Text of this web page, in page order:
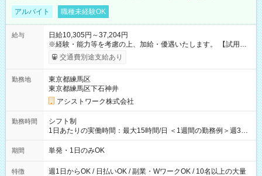
アルバイト 職種未経験OK
給与
日給10,305円～37,204円
※経験・能力等を考慮の上、加給・優遇いたします。 【試用期
間】試用期間なし
交通費別途支給あり
勤務地
東京都練馬区
東京都練馬区下石神井
アシストワーク株式会社
勤務時間
シフト制
1日あたりの実働時間：最大15時間/日 ＜1週間の勤務例＞週3回
勤務 勤務：月・水・金 休み：火・木・土・日 好きな時にお仕事
可能です！ ※1日あたりの最大実働時間は日勤、夜勤共に勤務し
期間 単発・1日のみOK
特徴
週1日からOK / 日払いOK / 副業・WワークOK / 10名以上の大量